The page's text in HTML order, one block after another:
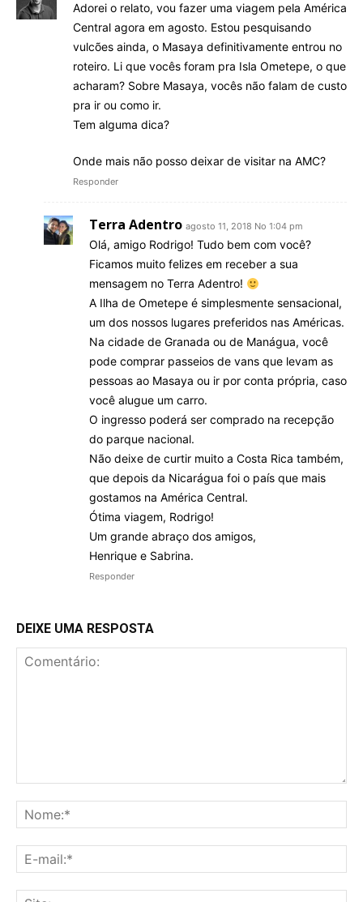
Adorei o relato, vou fazer uma viagem pela América
Central agora em agosto. Estou pesquisando
vulcões ainda, o Masaya definitivamente entrou no
roteiro. Li que vocês foram pra Isla Ometepe, o que
acharam? Sobre Masaya, vocês não falam de custo
pra ir ou como ir.
Tem alguma dica?
Onde mais não posso deixar de visitar na AMC?
Responder
Terra Adentro agosto 11, 2018 No 1:04 pm
Olá, amigo Rodrigo! Tudo bem com você?
Ficamos muito felizes em receber a sua
mensagem no Terra Adentro!
A Ilha de Ometepe é simplesmente sensacional,
um dos nossos lugares preferidos nas Américas.
Na cidade de Granada ou de Manágua, você
pode comprar passeios de vans que levam as
pessoas ao Masaya ou ir por conta própria, caso
você alugue um carro.
O ingresso poderá ser comprado na recepção
do parque nacional.
Não deixe de curtir muito a Costa Rica também,
que depois da Nicarágua foi o país que mais
gostamos na América Central.
Ótima viagem, Rodrigo!
Um grande abraço dos amigos,
Henrique e Sabrina.
Responder
DEIXE UMA RESPOSTA